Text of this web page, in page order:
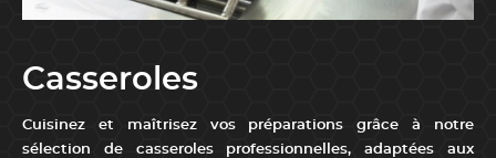
Casseroles
Cuisinez et maîtrisez vos préparations grâce à notre
sélection de casseroles professionnelles, adaptées aux